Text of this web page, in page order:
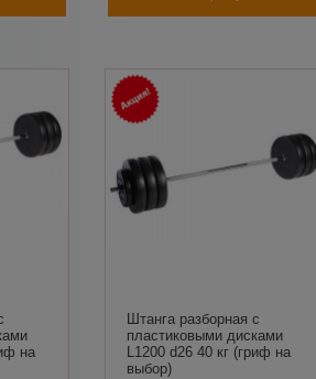
на
Штанга разборная c
пластиковыми дисками
L1200 d26 40 кг (гриф на
выбор)